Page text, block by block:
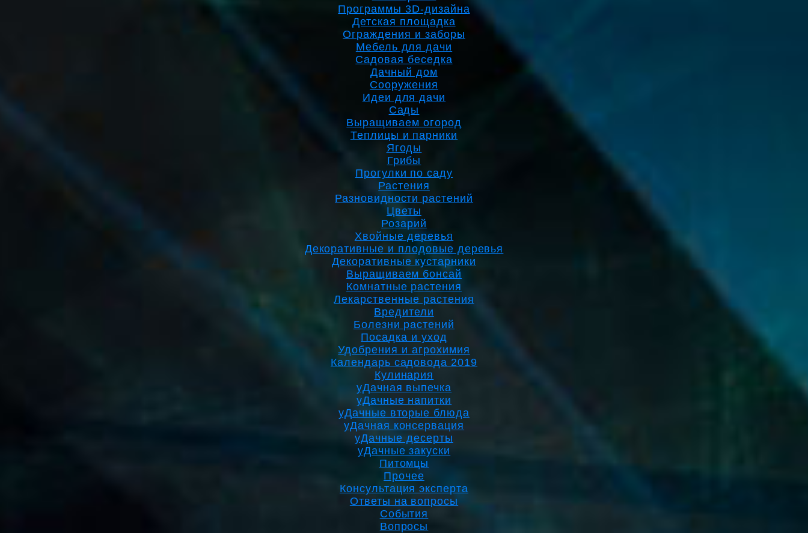
Программы 3D-дизайна
Детская площадка
Ограждения и заборы
Мебель для дачи
Садовая беседка
Дачный дом
Сооружения
Идеи для дачи
Сады
Выращиваем огород
Теплицы и парники
Ягоды
Грибы
Прогулки по саду
Растения
Разновидности растений
Цветы
Розарий
Хвойные деревья
Декоративные и плодовые деревья
Декоративные кустарники
Выращиваем бонсай
Комнатные растения
Лекарственные растения
Вредители
Болезни растений
Посадка и уход
Удобрения и агрохимия
Календарь садовода 2019
Кулинария
уДачная выпечка
уДачные напитки
уДачные вторые блюда
уДачная консервация
уДачные десерты
уДачные закуски
Питомцы
Прочее
Консультация эксперта
Ответы на вопросы
События
Вопросы